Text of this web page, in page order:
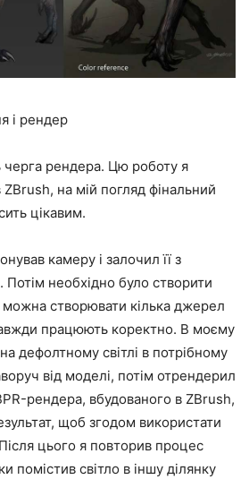
і рендер
черга рендера. Цю роботу я
на мій погляд фінальний
цікавим.
камеру і залочил її з
необхідно було створити
можна створювати кілька джерел
працюють коректно. В моєму
дефолтному світлі в потрібному
від моделі, потім отрендерил
рендера, вбудованого в ZBrush,
щоб згодом використати
цього я повторив процес
помістив світло в іншу ділянку